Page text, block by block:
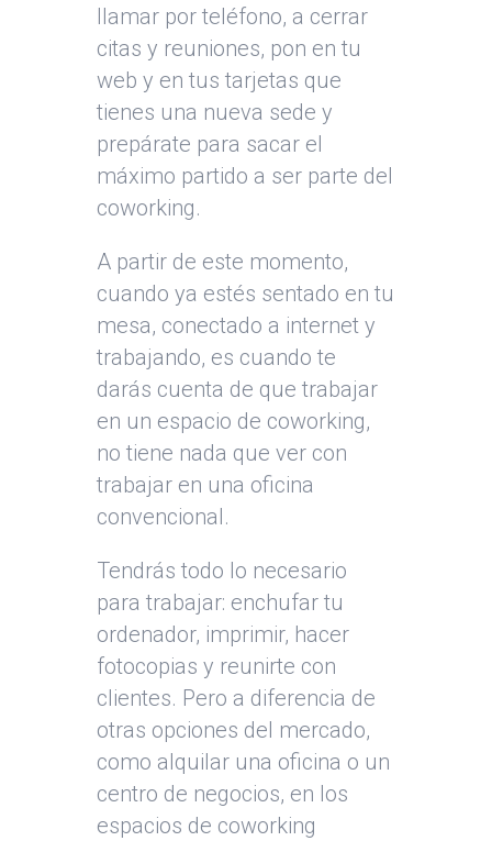
llamar por teléfono, a cerrar
citas y reuniones, pon en tu
web y en tus tarjetas que
tienes una nueva sede y
prepárate para sacar el
máximo partido a ser parte del
coworking.
A partir de este momento,
cuando ya estés sentado en tu
mesa, conectado a internet y
trabajando, es cuando te
darás cuenta de que trabajar
en un espacio de coworking,
no tiene nada que ver con
trabajar en una oficina
convencional.
Tendrás todo lo necesario
para trabajar: enchufar tu
ordenador, imprimir, hacer
fotocopias y reunirte con
clientes. Pero a diferencia de
otras opciones del mercado,
como alquilar una oficina o un
centro de negocios, en los
espacios de coworking